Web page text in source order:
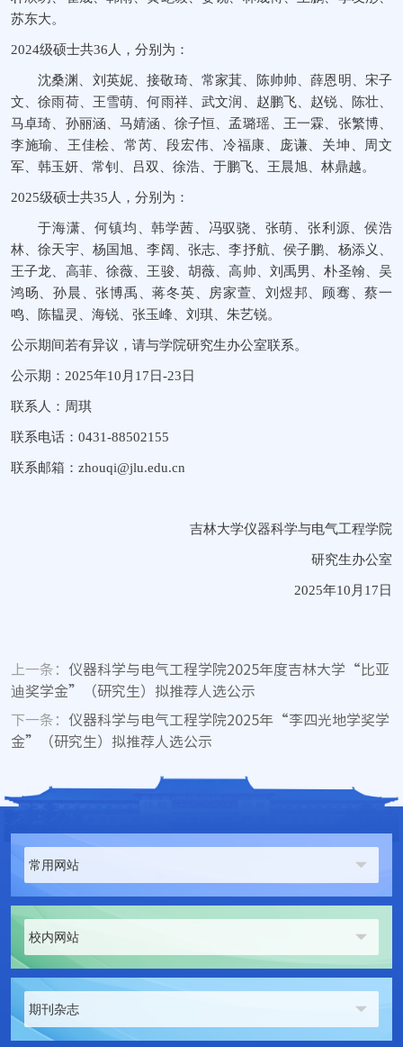
苏东大。
2024级硕士共36人，分别为：
沈桑渊、刘英妮、接敬琦、常家萁、陈帅帅、薛恩明、宋子
文、徐雨荷、王雪萌、何雨祥、武文润、赵鹏飞、赵锐、陈壮、
马卓琦、孙丽涵、马婧涵、徐子恒、孟璐瑶、王一霖、张繁博、
李施瑜、王佳桧、常芮、段宏伟、冷福康、庞谦、关坤、周文
军、韩玉妍、常钊、吕双、徐浩、于鹏飞、王晨旭、林鼎越。
2025级硕士共35人，分别为：
于海潇、何镇均、韩学茜、冯驭骁、张萌、张利源、侯浩
林、徐天宇、杨国旭、李阔、张志、李抒航、侯子鹏、杨添义、
王子龙、高菲、徐薇、王骏、胡薇、高帅、刘禹男、朴圣翰、吴
鸿旸、孙晨、张博禹、蒋冬英、房家萱、刘煜邦、顾骞、蔡一
鸣、陈韫灵、海锐、张玉峰、刘琪、朱艺锐。
公示期间若有异议，请与学院研究生办公室联系。
公示期：2025年10月17日-23日
联系人：周琪
联系电话：0431-88502155
联系邮箱：zhouqi@jlu.edu.cn
吉林大学仪器科学与电气工程学院
研究生办公室
2025年10月17日
上一条： 仪器科学与电气工程学院2025年度吉林大学“比亚
迪奖学金”（研究生）拟推荐人选公示
下一条： 仪器科学与电气工程学院2025年“李四光地学奖学
金”（研究生）拟推荐人选公示
常用网站
校内网站
期刊杂志